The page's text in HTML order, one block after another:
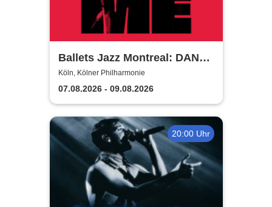
Ballets Jazz Montreal: DANCE
ME
Köln, Kölner Philharmonie
07.08.2026 - 09.08.2026
20:00 Uhr